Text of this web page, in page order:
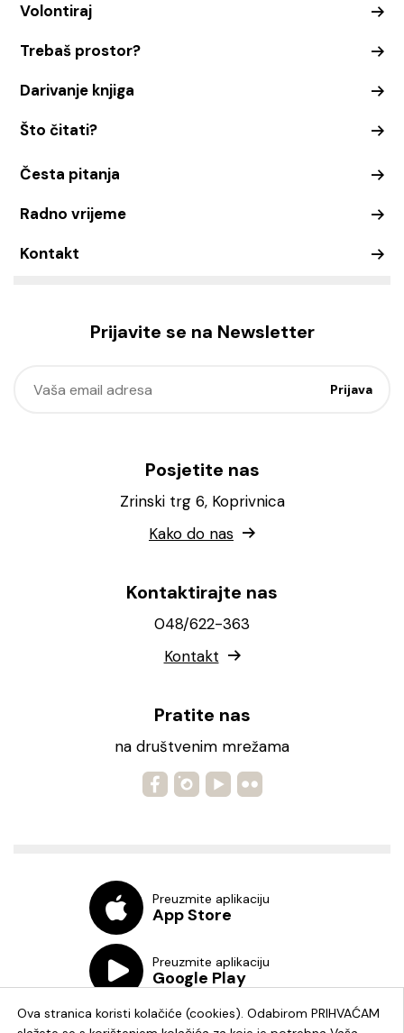
Volontiraj
Trebaš prostor?
Darivanje knjiga
Što čitati?
Česta pitanja
Radno vrijeme
Kontakt
Prijavite se na Newsletter
Posjetite nas
Zrinski trg 6, Koprivnica
Kako do nas
Kontaktirajte nas
048/622-363
Kontakt
Pratite nas
na društvenim mrežama
Preuzmite aplikaciju
App Store
Preuzmite aplikaciju
Google Play
Ova stranica koristi kolačiće (cookies). Odabirom PRIHVAĆAM